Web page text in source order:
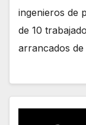
ingenieros de
de 10
arrancados